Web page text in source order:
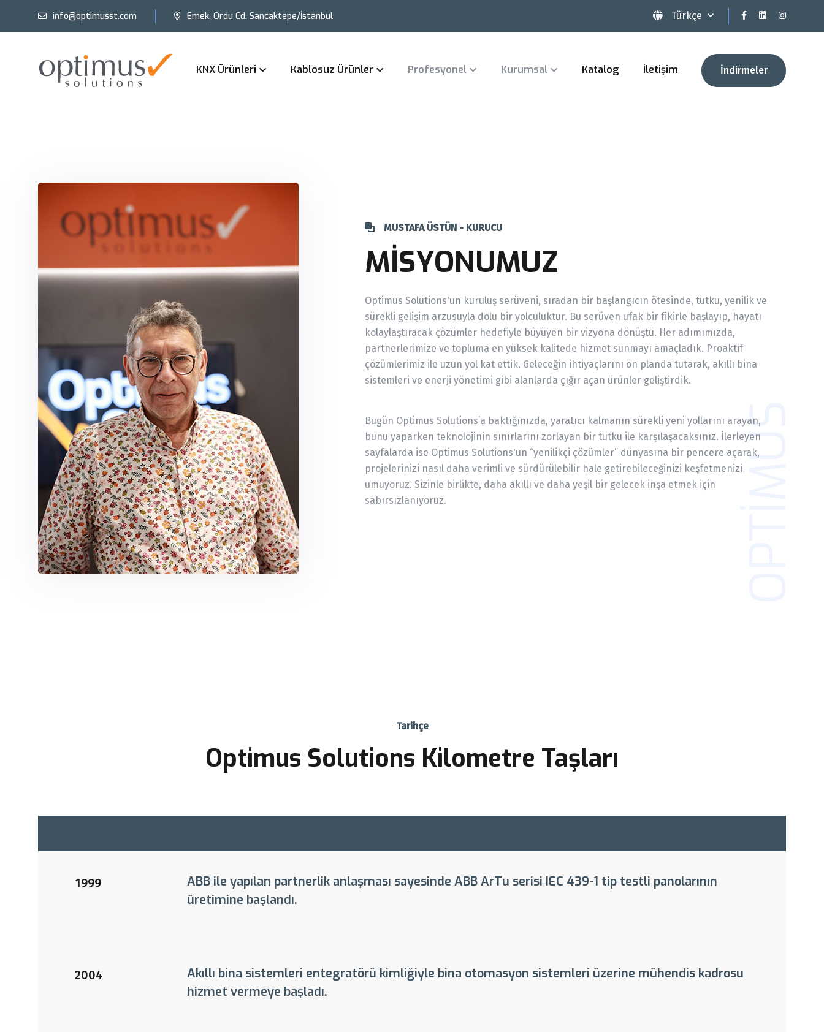
info@optimusst.com Emek, Ordu Cd. Sancaktepe/İstanbul Türkçe
KNX Ürünleri Kablosuz Ürünler Profesyonel Kurumsal Katalog İletişim İndirmeler
OPTIMUS
MUSTAFA ÜSTÜN - KURUCU
MİSYONUMUZ
Optimus Solutions'un kuruluş serüveni, sıradan bir başlangıcın ötesinde, tutku, yenilik ve
sürekli gelişim arzusuyla dolu bir yolculuktur. Bu serüven ufak bir fikirle başlayıp, hayatı
kolaylaştıracak çözümler hedefiyle büyüyen bir vizyona dönüştü. Her adımımızda,
partnerlerimize ve topluma en yüksek kalitede hizmet sunmayı amaçladık. Proaktif
çözümlerimiz ile uzun yol kat ettik. Geleceğin ihtiyaçlarını ön planda tutarak, akıllı bina
sistemleri ve enerji yönetimi gibi alanlarda çığır açan ürünler geliştirdik.
Bugün Optimus Solutions’a baktığınızda, yaratıcı kalmanın sürekli yeni yollarını arayan,
bunu yaparken teknolojinin sınırlarını zorlayan bir tutku ile karşılaşacaksınız. İlerleyen
sayfalarda ise Optimus Solutions'un “yenilikçi çözümler” dünyasına bir pencere açarak,
projelerinizi nasıl daha verimli ve sürdürülebilir hale getirebileceğinizi keşfetmenizi
umuyoruz. Sizinle birlikte, daha akıllı ve daha yeşil bir gelecek inşa etmek için
sabırsızlanıyoruz.
Tarihçe
Optimus Solutions Kilometre Taşları
1999
ABB ile yapılan partnerlik anlaşması sayesinde ABB ArTu serisi IEC 439-1 tip testli panolarının
üretimine başlandı.
2004
Akıllı bina sistemleri entegratörü kimliğiyle bina otomasyon sistemleri üzerine mühendis kadrosu
hizmet vermeye başladı.